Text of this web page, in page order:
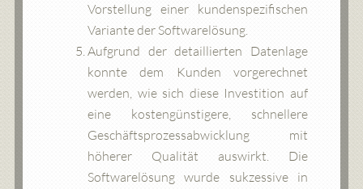
Vorstellung einer kundenspezifischen
Variante der Softwarelösung.
Aufgrund der detaillierten Datenlage
konnte dem Kunden vorgerechnet
werden, wie sich diese Investition auf
eine kostengünstigere, schnellere
Geschäftsprozessabwicklung mit
höherer Qualität auswirkt. Die
Softwarelösung wurde sukzessive in